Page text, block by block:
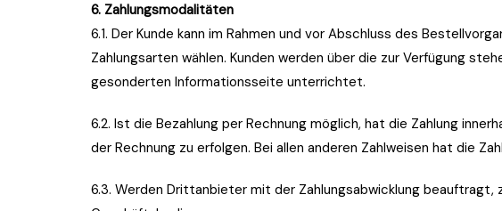
6. Zahlungsmodalitäten
6.1. Der Kunde kann im Rahmen und vor Abschluss des
Zahlungsarten wählen. Kunden werden über die zur Verfügung
gesonderten Informationsseite unterrichtet.
6.2. Ist die Bezahlung per Rechnung möglich, hat die Zahlung
der Rechnung zu erfolgen. Bei allen anderen Zahlweisen hat die
6.3. Werden Drittanbieter mit der Zahlungsabwicklung beauftragt,